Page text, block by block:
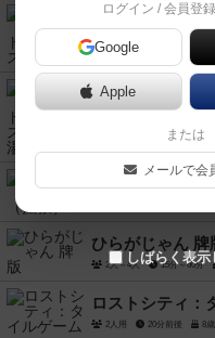
白鷺城 / ホワイ
2人用
白鷺城／ホワイ
90分～110分
アース：豊饒の
ひらがじゃん 牌
2人～4人 15分～60分
ロストシティ：
2人用 20分前後 8
ログイン / 会員登
Google
Apple
または
メールで会
しばらく表示